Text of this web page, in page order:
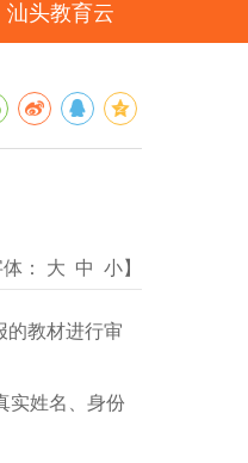
汕头教育云
体： 大 中 小】
的教材进行审
实姓名、身份